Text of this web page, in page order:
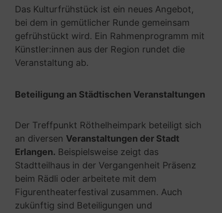
Das Kulturfrühstück ist ein neues Angebot,
bei dem in gemütlicher Runde gemeinsam
gefrühstückt wird. Ein Rahmenprogramm mit
Künstler:innen aus der Region rundet die
Veranstaltung ab.
Beteiligung an Städtischen Veranstaltungen
Der Treffpunkt Röthelheimpark beteiligt sich
an diversen Veranstaltungen der Stadt
Erlangen. Beispielsweise zeigt das
Stadtteilhaus in der Vergangenheit Präsenz
beim Rädli oder arbeitete mit dem
Figurentheaterfestival zusammen. Auch
zukünftig sind Beteiligungen und